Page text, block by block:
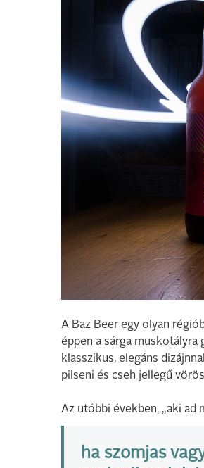
A Baz Beer egy olyan
éppen a sárga
klasszikus, elegáns
pilseni és cseh jellegű
Az utóbbi években, „aki ad
ha szomjas